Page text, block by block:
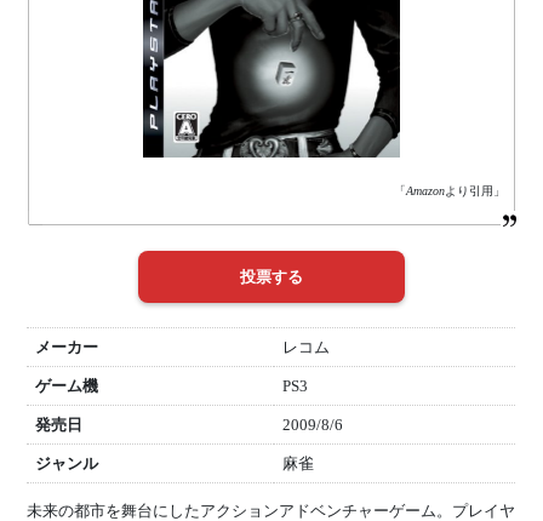
「Amazonより引用」
メーカー レコム
ゲーム機 PS3
発売日 2009/8/6
ジャンル 麻雀
未来の都市を舞台にしたアクションアドベンチャーゲーム。プレイヤ